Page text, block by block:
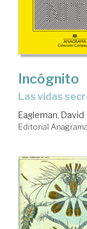
Incógnito
las vidas
Eagleman, David
Editorial